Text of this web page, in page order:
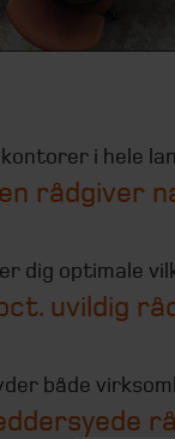
i hele
rådgiver
dig optimale
uvildig
både